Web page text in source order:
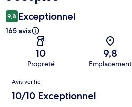
9,8 Exceptionnel
165 avis
10
Propreté
9,8
Emplacement
Avis
Avis vérifié
10/10 Exceptionnel